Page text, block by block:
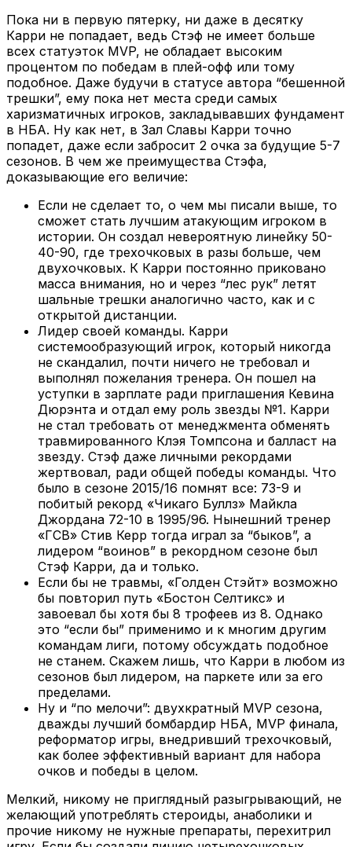
Пока ни в первую пятерку, ни даже в десятку
Карри не попадает, ведь Стэф не имеет больше
всех статуэток MVP, не обладает высоким
процентом по победам в плей-офф или тому
подобное. Даже будучи в статусе автора “бешенной
трешки”, ему пока нет места среди самых
харизматичных игроков, закладывавших фундамент
в НБА. Ну как нет, в Зал Славы Карри точно
попадет, даже если забросит 2 очка за будущие 5-7
сезонов. В чем же преимущества Стэфа,
доказывающие его величие:
Если не сделает то, о чем мы писали выше, то
сможет стать лучшим атакующим игроком в
истории. Он создал невероятную линейку 50-
40-90, где трехочковых в разы больше, чем
двухочковых. К Карри постоянно приковано
масса внимания, но и через “лес рук” летят
шальные трешки аналогично часто, как и с
открытой дистанции.
Лидер своей команды. Карри
системообразующий игрок, который никогда
не скандалил, почти ничего не требовал и
выполнял пожелания тренера. Он пошел на
уступки в зарплате ради приглашения Кевина
Дюрэнта и отдал ему роль звезды №1. Карри
не стал требовать от менеджмента обменять
травмированного Клэя Томпсона и балласт на
звезду. Стэф даже личными рекордами
жертвовал, ради общей победы команды. Что
было в сезоне 2015/16 помнят все: 73-9 и
побитый рекорд «Чикаго Буллз» Майкла
Джордана 72-10 в 1995/96. Нынешний тренер
«ГСВ» Стив Керр тогда играл за “быков”, а
лидером “воинов” в рекордном сезоне был
Стэф Карри, да и только.
Если бы не травмы, «Голден Стэйт» возможно
бы повторил путь «Бостон Селтикс» и
завоевал бы хотя бы 8 трофеев из 8. Однако
это “если бы” применимо и к многим другим
командам лиги, потому обсуждать подобное
не станем. Скажем лишь, что Карри в любом из
сезонов был лидером, на паркете или за его
пределами.
Ну и “по мелочи”: двухкратный MVP сезона,
дважды лучший бомбардир НБА, MVP финала,
реформатор игры, внедривший трехочковый,
как более эффективный вариант для набора
очков и победы в целом.
Мелкий, никому не приглядный разыгрывающий, не
желающий употреблять стероиды, анаболики и
прочие никому не нужные препараты, перехитрил